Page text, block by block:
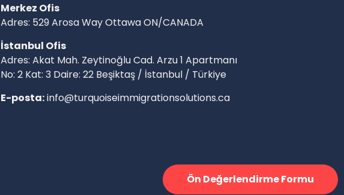
Merkez Ofis
Adres: 529 Arosa Way Ottawa ON/CANADA
İstanbul Ofis
Adres: Akat Mah. Zeytinoğlu Cad. Arzu 1 Apartmanı
No: 2 Kat: 3 Daire: 22 Beşiktaş / İstanbul / Türkiye
E-posta:info@turquoiseimmigrationsolutions.ca